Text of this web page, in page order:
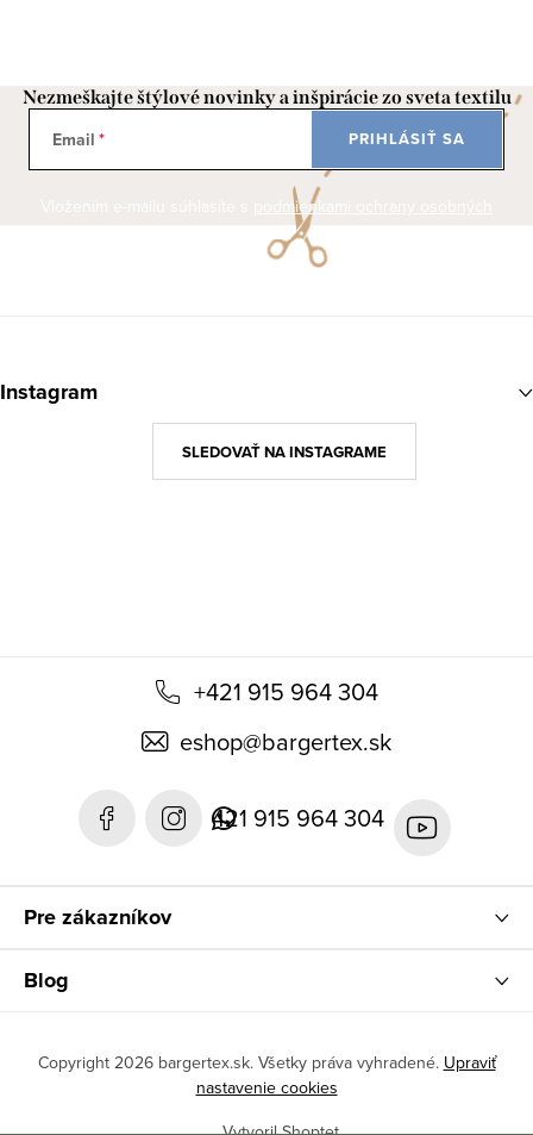
Nezmeškajte štýlové novinky a inšpirácie zo sveta textilu
Email
podmienkami ochrany osobných
údajov
PRIHLÁSIŤ SA
á
+421 915 964 304
eshop@bargertex.sk
421 915 964 304
Instagram
SLEDOVAŤ NA INSTAGRAME
Pre zákazníkov
Blog
Copyright 2026 bargertex.sk. Všetky práva vyhradené. Upraviť
nastavenie cookies